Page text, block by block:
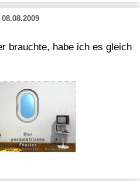
brauchte, habe ich es gleich